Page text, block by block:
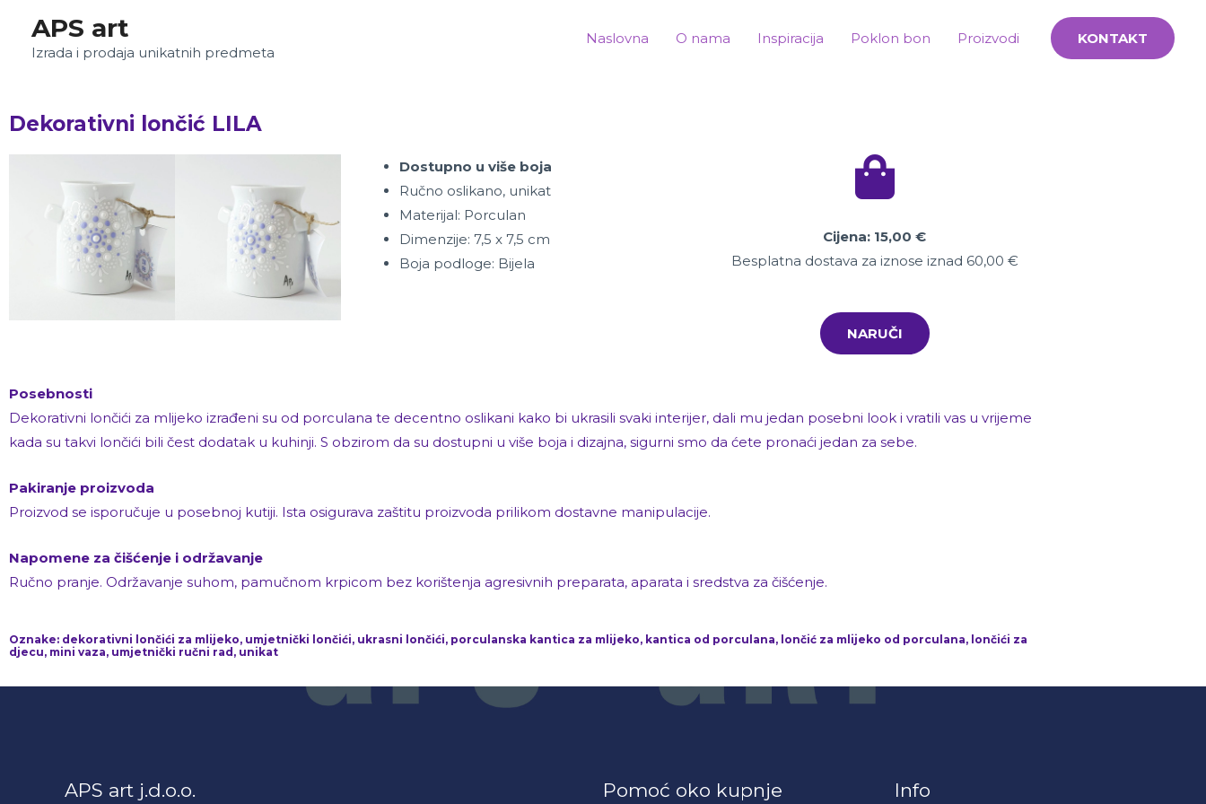
APS art
Izrada i prodaja unikatnih predmeta
Naslovna O nama Inspiracija Poklon bon Proizvodi KONTAKT
Dekorativni lončić LILA
Dostupno u više boja
Ručno oslikano, unikat
Materijal: Porculan
Dimenzije: 7,5 x 7,5 cm
Boja podloge: Bijela
Cijena: 15,00 €
Besplatna dostava za iznose iznad 60,00 €
NARUČI
Posebnosti
Dekorativni lončići za mlijeko izrađeni su od porculana te decentno oslikani kako bi ukrasili svaki interijer, dali mu jedan posebni look i vratili vas u vrijeme
kada su takvi lončići bili čest dodatak u kuhinji. S obzirom da su dostupni u više boja i dizajna, sigurni smo da ćete pronaći jedan za sebe.
Pakiranje proizvoda
Proizvod se isporučuje u posebnoj kutiji. Ista osigurava zaštitu proizvoda prilikom dostavne manipulacije.
Napomene za čišćenje i održavanje
Ručno pranje. Održavanje suhom, pamučnom krpicom bez korištenja agresivnih preparata, aparata i sredstva za čišćenje.
Oznake: dekorativni lončići za mlijeko, umjetnički lončići, ukrasni lončići, porculanska kantica za mlijeko, kantica od porculana, lončić za mlijeko od porculana, lončići za
djecu, mini vaza, umjetnički ručni rad, unikat
APS art j.d.o.o. Pomoć oko kupnje Info